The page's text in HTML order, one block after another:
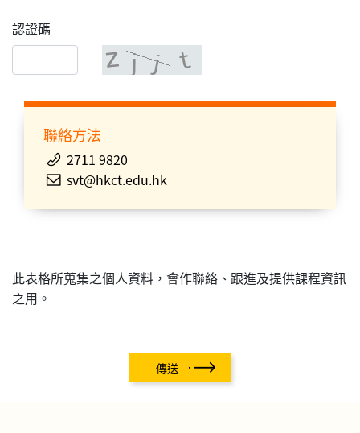
認證碼
聯絡方法
2711 9820
svt@hkct.edu.hk
此表格所蒐集之個人資料，會作聯絡、跟進及提供課程資訊
之用。
傳送